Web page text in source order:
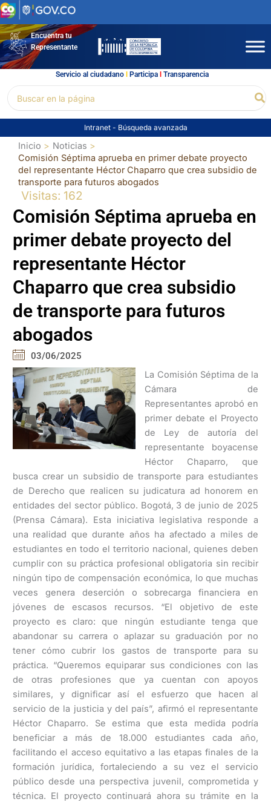
Ir
al
contenidoEncuentra tu
Representante
Servicio al ciudadano l Participal Transparencia
por:
Intranet - Búsqueda avanzada
Inicio
Noticias
Comisión Séptima aprueba en primer debate proyecto
del representante Héctor Chaparro que crea subsidio de
transporte para futuros abogados
Visitas: 162
Comisión Séptima aprueba en
primer debate proyecto del
representante Héctor
Chaparro que crea subsidio
de transporte para futuros
abogados
03/06/2025
La Comisión Séptima de la
Cámara de
Representantes aprobó en
primer debate el Proyecto
de Ley de autoría del
representante boyacense
Héctor Chaparro, que
busca crear un subsidio de transporte para estudiantes
de Derecho que realicen su judicatura ad honorem en
entidades del sector público. Bogotá, 3 de junio de 2025
(Prensa Cámara). Esta iniciativa legislativa responde a
una realidad que durante años ha afectado a miles de
estudiantes en todo el territorio nacional, quienes deben
cumplir con su práctica profesional obligatoria sin recibir
ningún tipo de compensación económica, lo que muchas
veces genera deserción o sobrecarga financiera en
jóvenes de escasos recursos. “El objetivo de este
proyecto es claro: que ningún estudiante tenga que
abandonar su carrera o aplazar su graduación por no
tener cómo cubrir los gastos de transporte para su
práctica. “Queremos equiparar sus condiciones con las
de otras profesiones que ya cuentan con apoyos
similares, y dignificar así el esfuerzo que hacen al
servicio de la justicia y del país”, afirmó el representante
Héctor Chaparro. Se estima que esta medida podría
beneficiar a más de 18.000 estudiantes cada año,
facilitando el acceso equitativo a las etapas finales de la
formación jurídica, fortaleciendo a su vez el servicio
público desde una perspectiva juvenil, comprometida y
técnica. El proyecto continuará ahora su trámite en la